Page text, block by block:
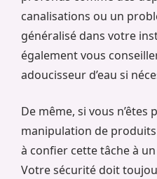
canalisations ou un
généralisé dans votre
également vous
adoucisseur d’eau si
De même, si vous n’êtes
manipulation de produits
à confier cette tâche à
Votre sécurité doit